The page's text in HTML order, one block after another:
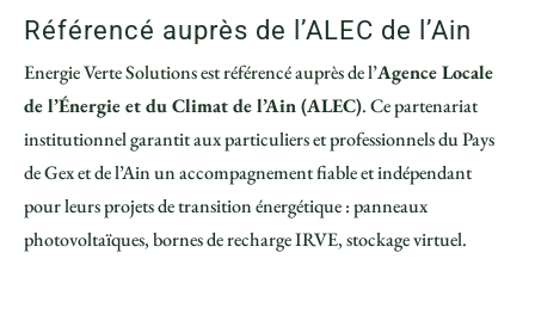
Référencé auprès de l’ALEC de l’Ain
Energie Verte Solutions est référencé auprès de l’Agence Locale
de l’Énergie et du Climat de l’Ain (ALEC). Ce partenariat
institutionnel garantit aux particuliers et professionnels du Pays
de Gex et de l’Ain un accompagnement fiable et indépendant
pour leurs projets de transition énergétique : panneaux
photovoltaïques, bornes de recharge IRVE, stockage virtuel.